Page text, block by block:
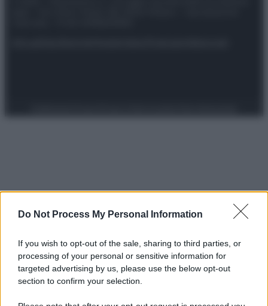
Do Not Process My Personal Information
If you wish to opt-out of the sale, sharing to third parties, or
processing of your personal or sensitive information for
targeted advertising by us, please use the below opt-out
section to confirm your selection.